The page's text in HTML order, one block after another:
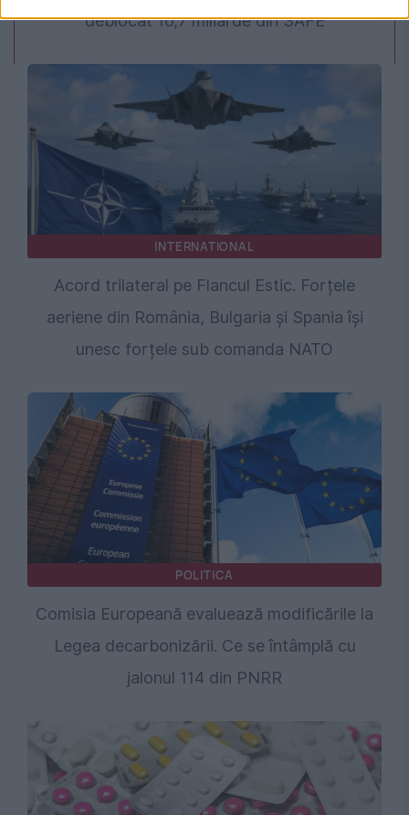
deblocat 16,7 miliarde din SAFE
INTERNATIONAL
Acord trilateral pe Flancul Estic. Forțele
aeriene din România, Bulgaria și Spania își
unesc forțele sub comanda NATO
POLITICA
Comisia Europeană evaluează modificările la
Legea decarbonizării. Ce se întâmplă cu
jalonul 114 din PNRR